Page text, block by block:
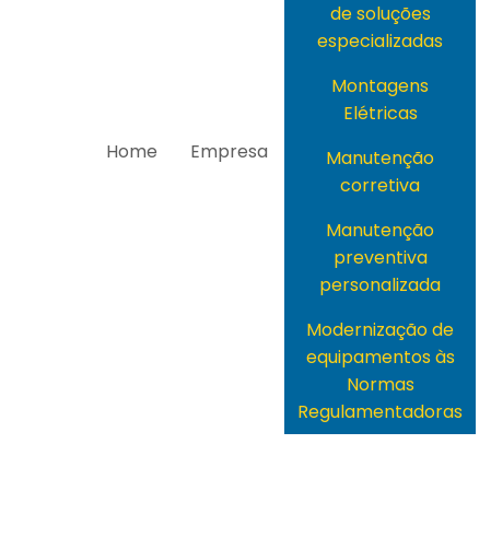
Home Empresa
de soluções
especializadas
Montagens
Elétricas
Manutenção
corretiva
Manutenção
preventiva
personalizada
Modernização de
equipamentos às
Normas
Regulamentadoras